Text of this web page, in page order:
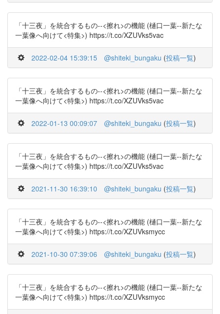
「十三夜」を統合するもの--<擦れ>の機能 (樋口一葉--新たな
一葉像へ向けて<特集>) https://t.co/XZUVks5vac
2022-02-04 15:39:15 @shiteki_bungaku (投稿一覧)
「十三夜」を統合するもの--<擦れ>の機能 (樋口一葉--新たな
一葉像へ向けて<特集>) https://t.co/XZUVks5vac
2022-01-13 00:09:07 @shiteki_bungaku (投稿一覧)
「十三夜」を統合するもの--<擦れ>の機能 (樋口一葉--新たな
一葉像へ向けて<特集>) https://t.co/XZUVks5vac
2021-11-30 16:39:10 @shiteki_bungaku (投稿一覧)
「十三夜」を統合するもの--<擦れ>の機能 (樋口一葉--新たな
一葉像へ向けて<特集>) https://t.co/XZUVksmycc
2021-10-30 07:39:06 @shiteki_bungaku (投稿一覧)
「十三夜」を統合するもの--<擦れ>の機能 (樋口一葉--新たな
一葉像へ向けて<特集>) https://t.co/XZUVksmycc